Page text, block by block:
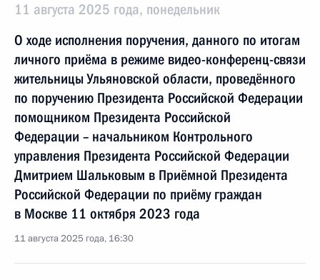
11 августа 2025 года, понедельник
О ходе исполнения поручения, данного по итогам
личного приёма в режиме видео-конференц-связи
жительницы Ульяновской области, проведённого
по поручению Президента Российской Федерации
помощником Президента Российской
Федерации – начальником Контрольного
управления Президента Российской Федерации
Дмитрием Шальковым в Приёмной Президента
Российской Федерации по приёму граждан
в Москве 11 октября 2023 года
11 августа 2025 года, 16:30